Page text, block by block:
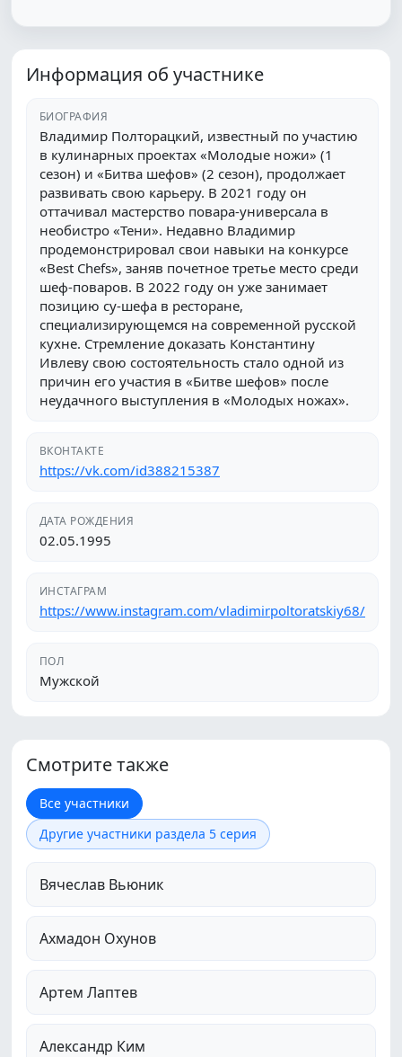
Информация об участнике
БИОГРАФИЯ
Владимир Полторацкий, известный по участию
в кулинарных проектах «Молодые ножи» (1
сезон) и «Битва шефов» (2 сезон), продолжает
развивать свою карьеру. В 2021 году он
оттачивал мастерство повара-универсала в
необистро «Тени». Недавно Владимир
продемонстрировал свои навыки на конкурсе
«Best Chefs», заняв почетное третье место среди
шеф-поваров. В 2022 году он уже занимает
позицию су-шефа в ресторане,
специализирующемся на современной русской
кухне. Стремление доказать Константину
Ивлеву свою состоятельность стало одной из
причин его участия в «Битве шефов» после
неудачного выступления в «Молодых ножах».
ВКОНТАКТЕ
https://vk.com/id388215387
ДАТА РОЖДЕНИЯ
02.05.1995
ИНСТАГРАМ
https://www.instagram.com/vladimirpoltoratskiy68/
ПОЛ
Мужской
Смотрите также
Все участники
Другие участники раздела 5 серия
Вячеслав Вьюник
Ахмадон Охунов
Артем Лаптев
Александр Ким